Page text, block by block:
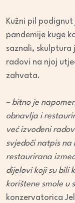
Kužni pil podignut
pandemije kuge
saznali, skulptura
radovi na njoj
zahvata.
– bitno je
obnavlja i
već izvođeni
svjedoči natpis na
restaurirana
dijelovi koji su bili
korištene smole u
konzervatorica